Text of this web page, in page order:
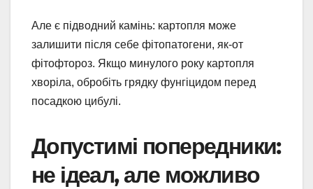
Але є підводний камінь: картопля може
залишити після себе фітопатогени, як-от
фітофтороз. Якщо минулого року картопля
хворіла, обробіть грядку фунгіцидом перед
посадкою цибулі.
Допустимі попередники:
не ідеал, але можливо